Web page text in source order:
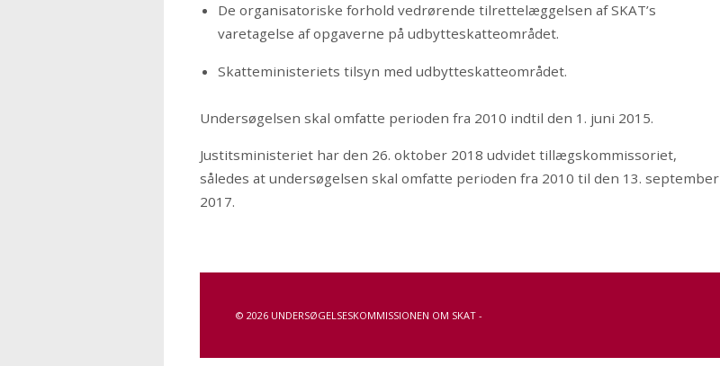
De organisatoriske forhold vedrørende tilrettelæggelsen af SKAT’s
varetagelse af opgaverne på udbytteskatteområdet.
Skatteministeriets tilsyn med udbytteskatteområdet.
Undersøgelsen skal omfatte perioden fra 2010 indtil den 1. juni 2015.
Justitsministeriet har den 26. oktober 2018 udvidet tillægskommissoriet,
således at undersøgelsen skal omfatte perioden fra 2010 til den 13. september
2017.
© 2026 UNDERSØGELSESKOMMISSIONEN OM SKAT -